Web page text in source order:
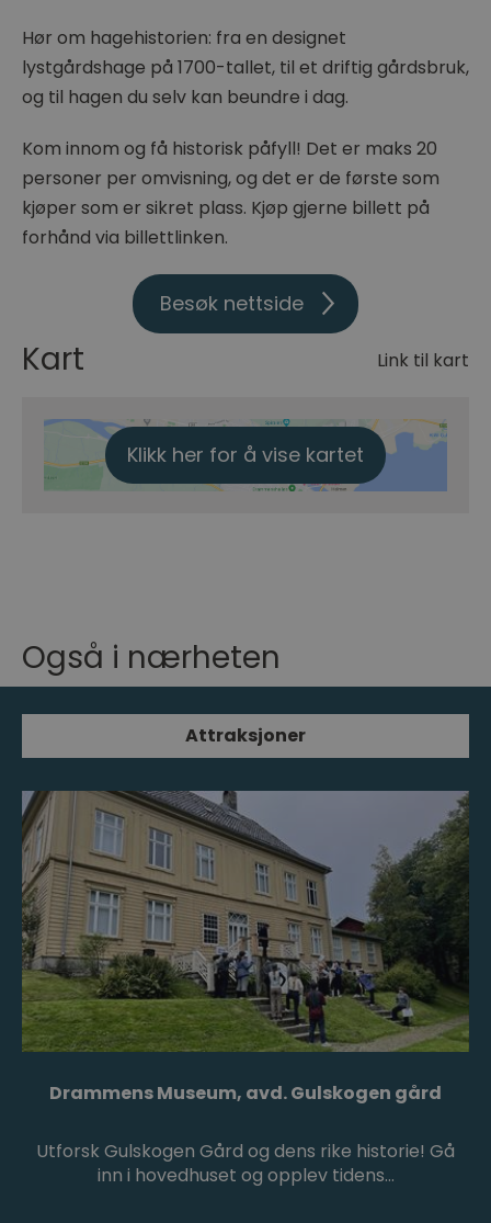
Hør om hagehistorien: fra en designet
lystgårdshage på 1700-tallet, til et driftig gårdsbruk,
og til hagen du selv kan beundre i dag.
Kom innom og få historisk påfyll! Det er maks 20
personer per omvisning, og det er de første som
kjøper som er sikret plass. Kjøp gjerne billett på
forhånd via billettlinken.
Besøk nettside
Kart Link til kart
Klikk her for å vise kartet
Også i nærheten
Attraksjoner
Drammens Museum, avd. Gulskogen gård
Utforsk Gulskogen Gård og dens rike historie! Gå
inn i hovedhuset og opplev tidens…